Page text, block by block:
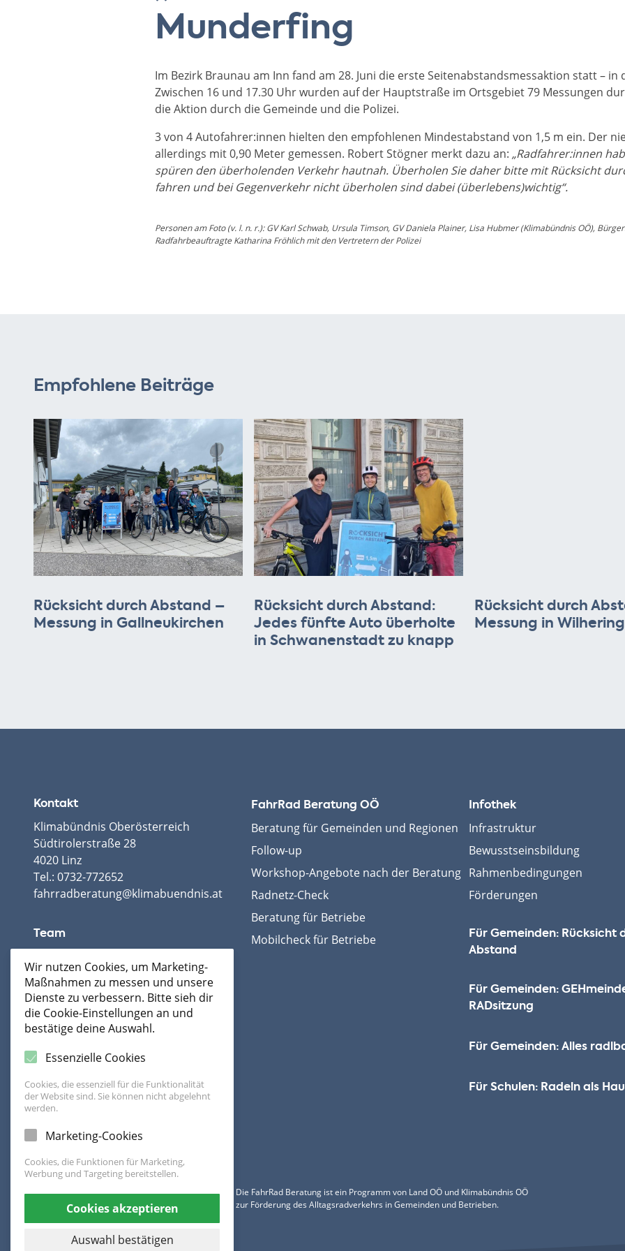
Munderfing
Im Bezirk Braunau am Inn fand am 28. Juni die erste Seitenabstandsmessaktion statt –
Zwischen 16 und 17.30 Uhr wurden auf der Hauptstraße im Ortsgebiet 79 Messungen
die Aktion durch die Gemeinde und die Polizei.
3 von 4 Autofahrer:innen hielten den empfohlenen Mindestabstand von 1,5 m ein. Der
allerdings mit 0,90 Meter gemessen. Robert Stögner merkt dazu an: „Radfahrer:innen
spüren den überholenden Verkehr hautnah. Überholen Sie daher bitte mit Rücksicht
fahren und bei Gegenverkehr nicht überholen sind dabei (überlebens)wichtig“.
Personen am Foto (v. l. n. r.): GV Karl Schwab, Ursula Timson, GV Daniela Plainer, Lisa Hubmer (Klimabündnis OÖ),
Radfahrbeauftragte Katharina Fröhlich mit den Vertretern der Polizei
Empfohlene Beiträge
Rücksicht durch Abstand –
Messung in Gallneukirchen
Rücksicht durch Abstand:
Jedes fünfte Auto überholte
in Schwanenstadt zu knapp
Rücksicht durch
Messung in Wilhering
Kontakt
Klimabündnis Oberösterreich
Südtirolerstraße 28
4020 Linz
Tel.: 0732-772652
fahrradberatung@klimabuendnis.at
Team
FahrRad Beratung OÖ
Beratung für Gemeinden und Regionen
Follow-up
Workshop-Angebote nach der Beratung
Radnetz-Check
Beratung für Betriebe
Mobilcheck für Betriebe
Infothek
Infrastruktur
Bewusstseinsbildung
Rahmenbedingungen
Förderungen
Für Gemeinden: Rücksicht
Abstand
Für Gemeinden:
RADsitzung
Für Gemeinden: Alles
Für Schulen: Radeln als
Die FahrRad Beratung ist ein Programm von Land OÖ und Klimabündnis OÖ
zur Förderung des Alltagsradverkehrs in Gemeinden und Betrieben.
Wir nutzen Cookies, um Marketing-
Maßnahmen zu messen und unsere
Dienste zu verbessern. Bitte sieh dir
die Cookie-Einstellungen an und
bestätige deine Auswahl.
Essenzielle Cookies
Cookies, die essenziell für die Funktionalität
der Website sind. Sie können nicht abgelehnt
werden.
Marketing-Cookies
Cookies, die Funktionen für Marketing,
Werbung und Targeting bereitstellen.
Cookies akzeptieren
Auswahl bestätigen